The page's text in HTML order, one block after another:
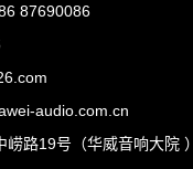
87690086
audio.com.cn
路19号（华威音响大院 ）